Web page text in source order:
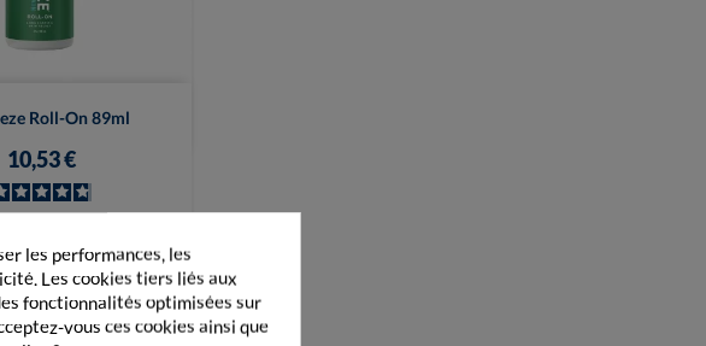
Roll-On 89ml
10,53 €
Vue rapide
les performances, les
Les cookies tiers liés aux
fonctionnalités optimisées sur
vous ces cookies ainsi que